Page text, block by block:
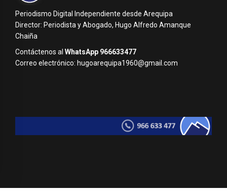
Periodismo Digital Independiente desde Arequipa
Director: Periodista y Abogado, Hugo Alfredo Amanque
Chaiña
Contáctenos al WhatsApp 966633477
Correo electrónico: hugoarequipa1960@gmail.com